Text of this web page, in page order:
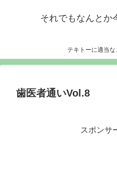
それでもなんとか
テキトーに適当
歯医者通いVol.8
スポンサ